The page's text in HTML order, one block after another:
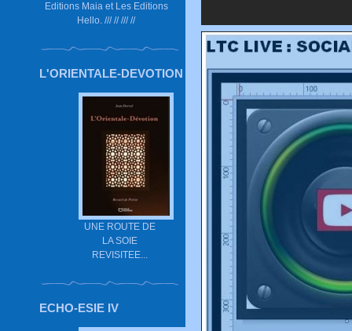
Editions Maia et Les Editions
Hello. /// // /// //
L'ORIENTALE-DEVOTION
UNE ROUTE DE
LA SOIE
REVISITEE...
ECHO-ESIE IV